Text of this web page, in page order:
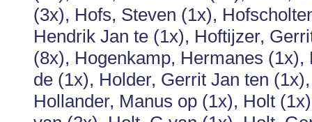
(3x), Hofs, Steven (1x),
Hendrik Jan te (1x), Hoftijzer,
(8x), Hogenkamp, Hermanes
de (1x), Holder, Gerrit Jan ten
Hollander, Manus op (1x), Holt